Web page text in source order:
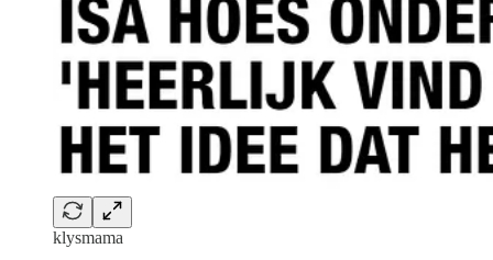
klysmama